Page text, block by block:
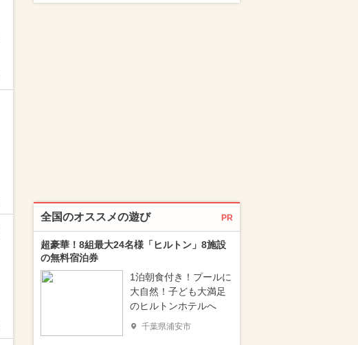
全国のオススメの遊び PR
超豪華！8組最大24名様「ヒルトン」8施設
の無料宿泊券
1泊朝食付き！プールに
大自然！子ども大満足
のヒルトンホテルへ
千葉県浦安市